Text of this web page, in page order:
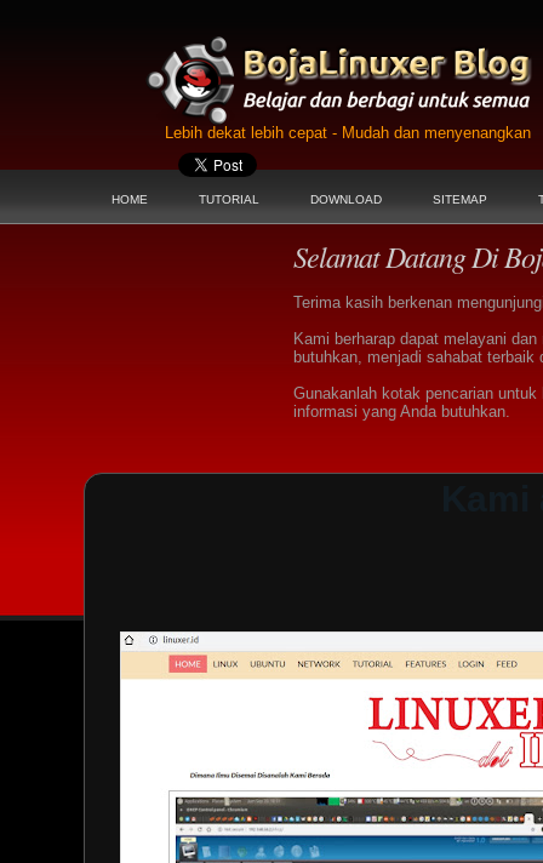
Lebih dekat lebih cepat - Mudah dan menyenangkan
HOME TUTORIAL DOWNLOAD SITEMAP
Selamat Datang Di
Terima kasih berkenan
Kami berharap dapat melayani
butuhkan, menjadi sahabat
Gunakanlah kotak pencarian
informasi yang Anda butuhkan.